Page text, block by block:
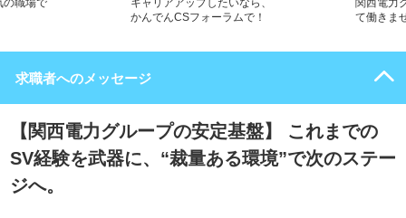
の職場で
キャリアアップしたいなら、
かんでんCSフォーラムで！
関西電力
て働きま
求職者へのメッセージ
【関西電力グループの安定基盤】 これまでの
SV経験を武器に、“裁量ある環境”で次のステー
ジへ。